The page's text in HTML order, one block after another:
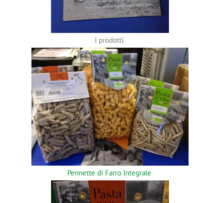
I prodotti
Pennette di Farro Integrale